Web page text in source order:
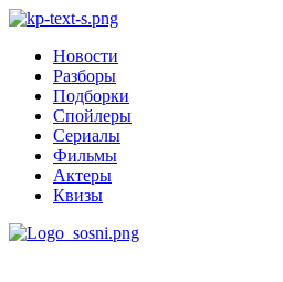
Новости
Разборы
Подборки
Спойлеры
Сериалы
Фильмы
Актеры
Квизы